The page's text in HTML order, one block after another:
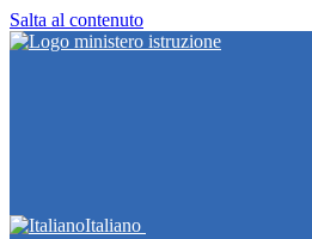
Salta al contenuto
Italiano